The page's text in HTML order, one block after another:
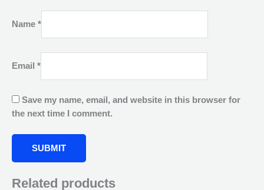
Name *
Email *
Save my name, email, and website in this browser for
the next time I comment.
Related products